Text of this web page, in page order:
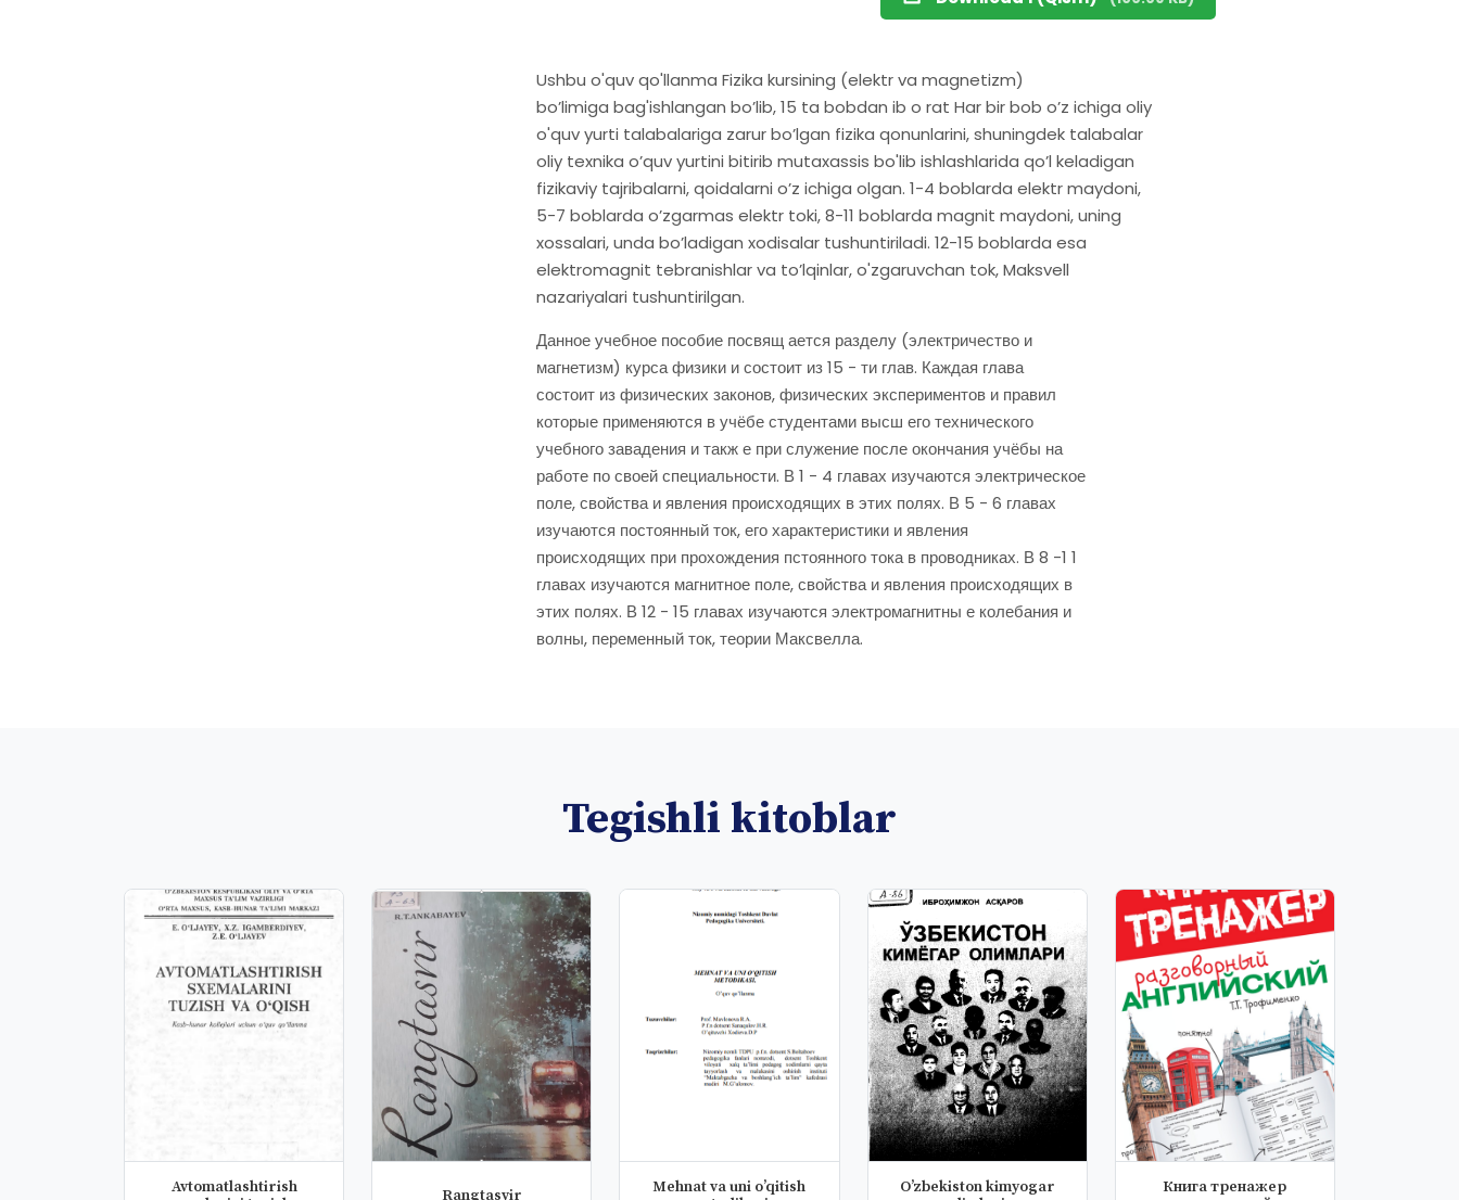
Ushbu o'quv qo'llanma Fizika kursining (elektr va magnetizm)
bo’limiga bag'ishlangan bo’lib, 15 ta bobdan ib o rat Har bir bob o’z ichiga oliy
o'quv yurti talabalariga zarur bo’lgan fizika qonunlarini, shuningdek talabalar
oliy texnika o’quv yurtini bitirib mutaxassis bo'lib ishlashlarida qo’l keladigan
fizikaviy tajribalarni, qoidalarni o’z ichiga olgan. 1-4 boblarda elektr maydoni,
5-7 boblarda o’zgarmas elektr toki, 8-11 boblarda magnit maydoni, uning
xossalari, unda bo’ladigan xodisalar tushuntiriladi. 12-15 boblarda esa
elektromagnit tebranishlar va to’lqinlar, o'zgaruvchan tok, Maksvell
nazariyalari tushuntirilgan.
Данное учебное пособие посвящ ается разделу (электричество и
магнетизм) курса физики и состоит из 15 - ти глав. Каждая глава
состоит из физических законов, физических экспериментов и правил
которые применяются в учёбе студентами высш его технического
учебного завадения и такж е при служение после окончания учёбы на
работе по своей специальности. В 1 - 4 главах изучаются электрическое
поле, свойства и явления происходящих в этих полях. В 5 - 6 главах
изучаются постоянный ток, его характеристики и явления
происходящих при прохождения пстоянного тока в проводниках. В 8 -1 1
главах изучаются магнитное поле, свойства и явления происходящих в
этих полях. В 12 - 15 главах изучаются электромагнитны е колебания и
волны, переменный ток, теории Максвелла.
Tegishli kitoblar
Avtomatlashtirish
Rangtasvir
Mehnat va uni o’qitish
Oʼzbekiston kimyogar
Книга тренажер